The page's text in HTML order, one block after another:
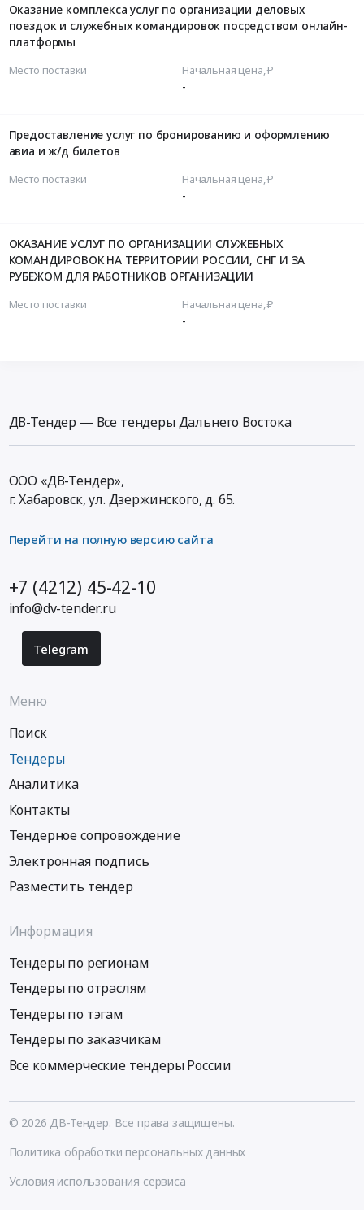
Оказание комплекса услуг по организации деловых
поездок и служебных командировок посредством онлайн-
платформы
Место поставки Начальная цена, ₽
-
Предоставление услуг по бронированию и оформлению
авиа и ж/д билетов
Место поставки Начальная цена, ₽
-
ОКАЗАНИЕ УСЛУГ ПО ОРГАНИЗАЦИИ СЛУЖЕБНЫХ
КОМАНДИРОВОК НА ТЕРРИТОРИИ РОССИИ, СНГ И ЗА
РУБЕЖОМ ДЛЯ РАБОТНИКОВ ОРГАНИЗАЦИИ
Место поставки Начальная цена, ₽
-
ДВ-Тендер — Все тендеры Дальнего Востока
ООО «ДВ-Тендер»,
г. Хабаровск,ул. Дзержинского, д. 65.
Перейти на полную версию сайта
+7 (4212) 45-42-10
info@dv-tender.ru
Telegram
Меню
Поиск
Тендеры
Аналитика
Контакты
Тендерное сопровождение
Электронная подпись
Разместить тендер
Информация
Тендеры по регионам
Тендеры по отраслям
Тендеры по тэгам
Тендеры по заказчикам
Все коммерческие тендеры России
© 2026 ДВ-Тендер. Все права защищены.
Политика обработки персональных данных
Условия использования сервиса